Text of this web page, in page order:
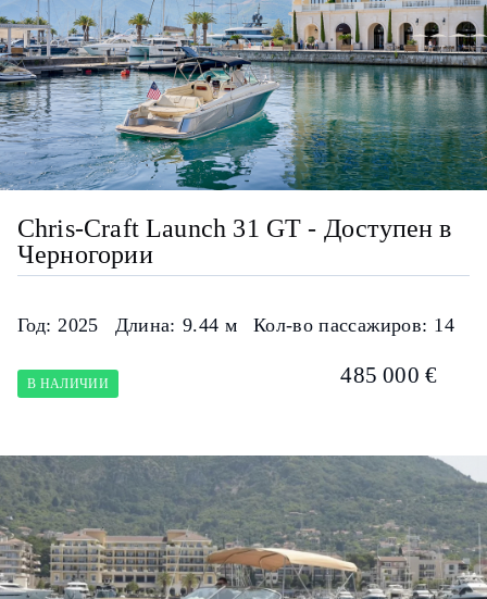
Chris-Craft Launch 31 GT - Доступен в
Черногории
Год: 2025 Длина: 9.44 м Кол-во пассажиров: 14
В НАЛИЧИИ 485 000 €